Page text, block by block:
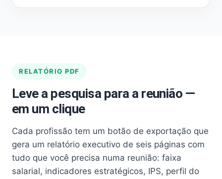
RELATÓRIO PDF
Leve a pesquisa para a reunião —
em um clique
Cada profissão tem um botão de exportação que
gera um relatório executivo de seis páginas com
tudo que você precisa numa reunião: faixa
salarial, indicadores estratégicos, IPS, perfil do